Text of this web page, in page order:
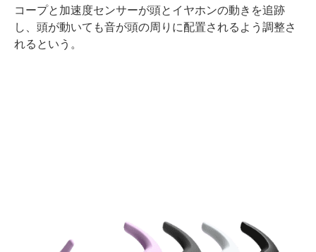
コープと加速度センサーが頭とイヤホンの動きを追跡
し、頭が動いても音が頭の周りに配置されるよう調整さ
れるという。